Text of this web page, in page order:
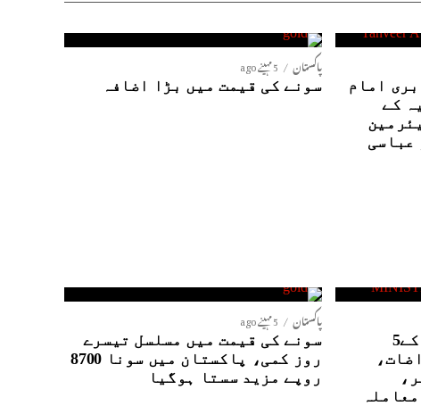
امام
کے
عباسی
پاکستان 5 مہینے ago
سونے کی قیمت میں بڑا اضافہ
انٹیلی جنس ایجنسیوں کے5
پاکستان 5 مہینے ago
سونے کی قیمت میں مسلسل تیسرے
روز کمی، پاکستان میں سونا 8700
روپے مزید سستا ہوگیا